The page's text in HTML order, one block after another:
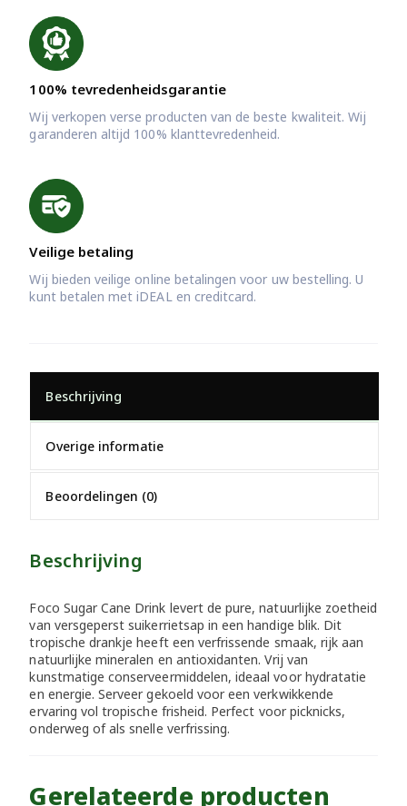
100% tevredenheidsgarantie
Wij verkopen verse producten van de beste kwaliteit. Wij
garanderen altijd 100% klanttevredenheid.
Veilige betaling
Wij bieden veilige online betalingen voor uw bestelling. U
kunt betalen met iDEAL en creditcard.
Beschrijving
Overige informatie
Beoordelingen (0)
Beschrijving
Foco Sugar Cane Drink levert de pure, natuurlijke zoetheid
van versgeperst suikerrietsap in een handige blik. Dit
tropische drankje heeft een verfrissende smaak, rijk aan
natuurlijke mineralen en antioxidanten. Vrij van
kunstmatige conserveermiddelen, ideaal voor hydratatie
en energie. Serveer gekoeld voor een verkwikkende
ervaring vol tropische frisheid. Perfect voor picknicks,
onderweg of als snelle verfrissing.
Gerelateerde producten